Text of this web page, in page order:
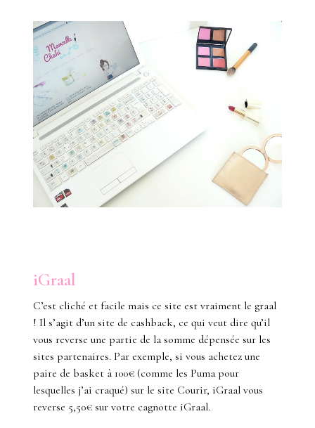
iGraal
C’est cliché et facile mais ce site est vraiment le graal
! Il s’agit d’un site de cashback, ce qui veut dire qu’il
vous reverse une partie de la somme dépensée sur les
sites partenaires. Par exemple, si vous achetez une
paire de basket à 100€ (comme les Puma pour
lesquelles j’ai craqué) sur le site Courir, iGraal vous
reverse 5,50€ sur votre cagnotte iGraal.